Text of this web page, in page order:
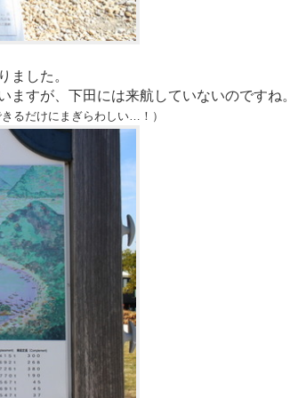
ました。
すが、下田には来航していないのですね。
るだけにまぎらわしい…！）